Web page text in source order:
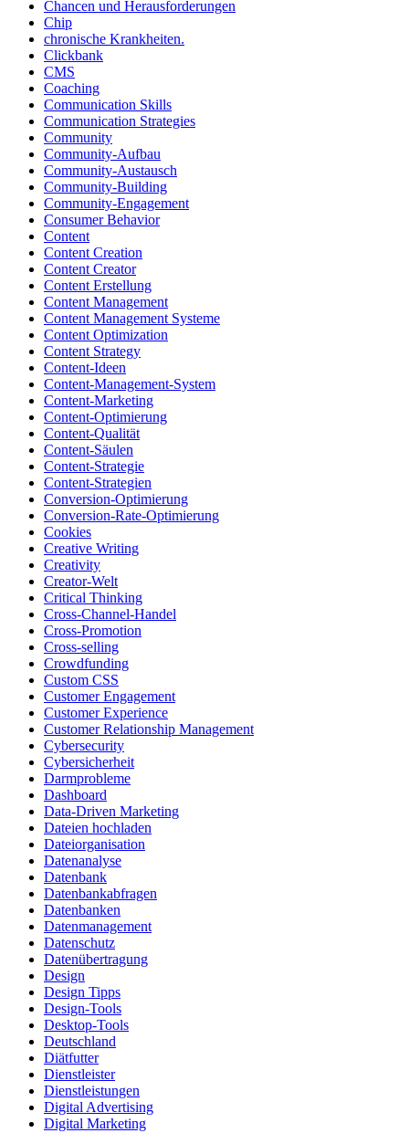
Chancen und Herausforderungen
Chip
chronische Krankheiten.
Clickbank
CMS
Coaching
Communication Skills
Communication Strategies
Community
Community-Aufbau
Community-Austausch
Community-Building
Community-Engagement
Consumer Behavior
Content
Content Creation
Content Creator
Content Erstellung
Content Management
Content Management Systeme
Content Optimization
Content Strategy
Content-Ideen
Content-Management-System
Content-Marketing
Content-Optimierung
Content-Qualität
Content-Säulen
Content-Strategie
Content-Strategien
Conversion-Optimierung
Conversion-Rate-Optimierung
Cookies
Creative Writing
Creativity
Creator-Welt
Critical Thinking
Cross-Channel-Handel
Cross-Promotion
Cross-selling
Crowdfunding
Custom CSS
Customer Engagement
Customer Experience
Customer Relationship Management
Cybersecurity
Cybersicherheit
Darmprobleme
Dashboard
Data-Driven Marketing
Dateien hochladen
Dateiorganisation
Datenanalyse
Datenbank
Datenbankabfragen
Datenbanken
Datenmanagement
Datenschutz
Datenübertragung
Design
Design Tipps
Design-Tools
Desktop-Tools
Deutschland
Diätfutter
Dienstleister
Dienstleistungen
Digital Advertising
Digital Marketing